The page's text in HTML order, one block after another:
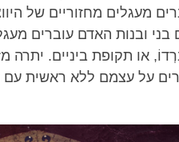
מעגלים מחזוריים של
ובנות האדם עוברים
או תקופת ביניים. יתרה
על עצמם ללא ראשית